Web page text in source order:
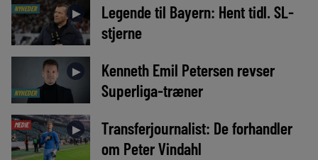
NYHEDER ►
Legende til Bayern: Hent tidl. SL-
stjerne
NYHEDER
►
Kenneth Emil Petersen revser
Superliga-træner
MEDIE ►
Transferjournalist: De forhandler
om Peter Vindahl